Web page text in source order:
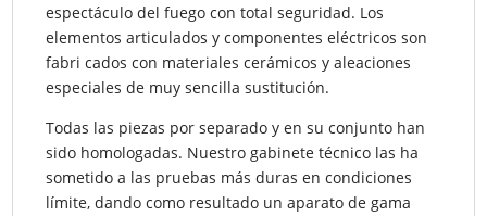
espectáculo del fuego con total seguridad. Los
elementos articulados y componentes eléctricos son
fabri cados con materiales cerámicos y aleaciones
especiales de muy sencilla sustitución.
Todas las piezas por separado y en su conjunto han
sido homologadas. Nuestro gabinete técnico las ha
sometido a las pruebas más duras en condiciones
límite, dando como resultado un aparato de gama